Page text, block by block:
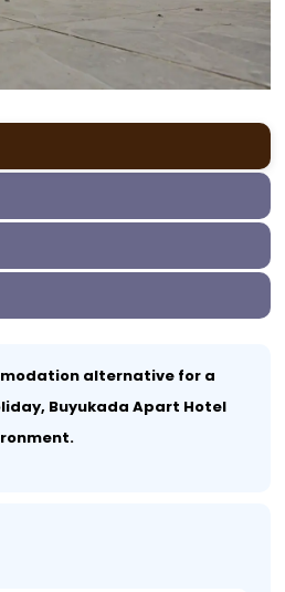
alternative for a
Buyukada Apart Hotel